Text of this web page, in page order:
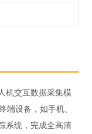
机交互数据采集模
设备，如手机、
系统，完成全高清